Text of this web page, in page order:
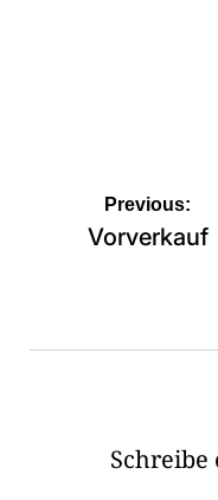
Previous:
Vorverkauf